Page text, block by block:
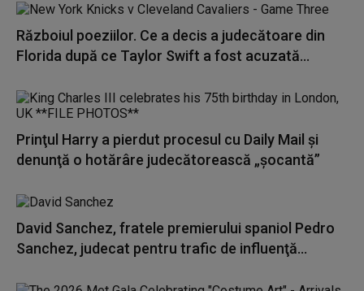
Războiul poeziilor. Ce a decis a judecătoare din
Florida după ce Taylor Swift a fost acuzată...
Prinţul Harry a pierdut procesul cu Daily Mail și
denunţă o hotărâre judecătorească „şocantă”
David Sanchez, fratele premierului spaniol Pedro
Sanchez, judecat pentru trafic de influenţă...